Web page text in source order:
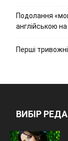
Подолання
англійською
Перші
ВИБІР